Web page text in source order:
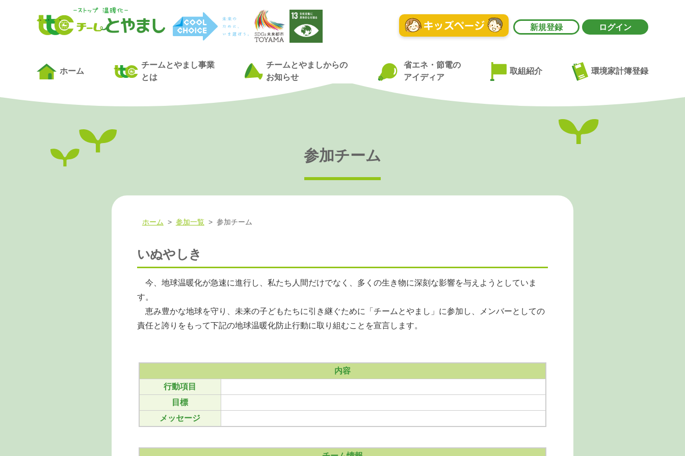
新規登録 ログイン
ホーム
チームとやまし事業
とは
チームとやましからの
お知らせ
省エネ・節電の
アイディア
取組紹介 環境家計簿登録
参加チーム
ホーム > 参加一覧> 参加チーム
いぬやしき
今、地球温暖化が急速に進行し、私たち人間だけでなく、多くの生き物に深刻な影響を与えようとしていま
す。
恵み豊かな地球を守り、未来の子どもたちに引き継ぐために「チームとやまし」に参加し、メンバーとしての
責任と誇りをもって下記の地球温暖化防止行動に取り組むことを宣言します。
内容
行動項目
目標
メッセージ